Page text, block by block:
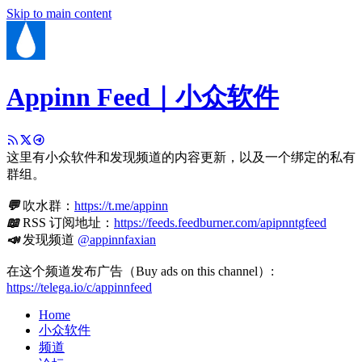
Skip to main content
Appinn Feed｜小众软件
这里有小众软件和发现频道的内容更新，以及一个绑定的私有
群组。
💬吹水群： https://t.me/appinn
📖RSS 订阅地址： https://feeds.feedburner.com/apipnntgfeed
📣发现频道 @appinnfaxian
在这个频道发布广告（Buy ads on this channel）:
https://telega.io/c/appinnfeed
Home
小众软件
频道